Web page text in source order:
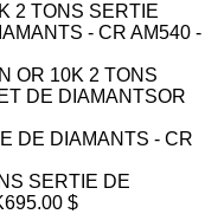
OR 10K 2 TONS
DE DIAMANTSOR
SERTIE DE
695.00 $